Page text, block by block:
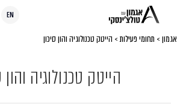
EN
אגמון > תחומי פעילות> הייטק טכנולוגיה והון סיכון
הייטק טכנולוגיה והון